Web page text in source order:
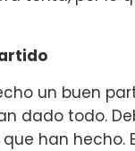
un buen
dado todo.
han hecho.